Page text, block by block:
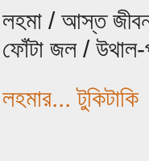
/ আস্ত
জল /
টুকিটাকি